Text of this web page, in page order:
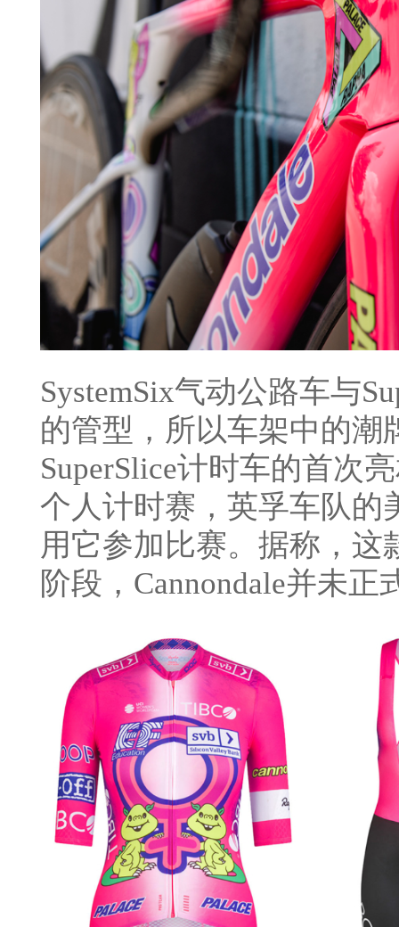
SystemSix气动公路车与
的管型，所以车架中的潮
SuperSlice计时车的首次
个人计时赛，英孚车队的
用它参加比赛。据称，这
阶段，Cannondale并未正